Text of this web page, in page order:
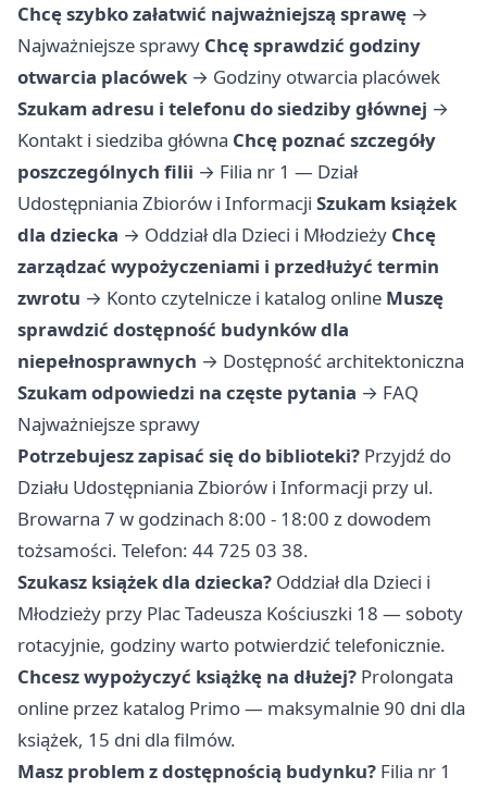
Chcę szybko załatwić najważniejszą sprawę →
Najważniejsze sprawy Chcę sprawdzić godziny
otwarcia placówek → Godziny otwarcia placówek
Szukam adresu i telefonu do siedziby głównej →
Kontakt i siedziba główna Chcę poznać szczegóły
poszczególnych filii → Filia nr 1 — Dział
Udostępniania Zbiorów i Informacji Szukam książek
dla dziecka → Oddział dla Dzieci i Młodzieży Chcę
zarządzać wypożyczeniami i przedłużyć termin
zwrotu → Konto czytelnicze i katalog online Muszę
sprawdzić dostępność budynków dla
niepełnosprawnych → Dostępność architektoniczna
Szukam odpowiedzi na częste pytania → FAQ
Najważniejsze sprawy
Potrzebujesz zapisać się do biblioteki? Przyjdź do
Działu Udostępniania Zbiorów i Informacji przy ul.
Browarna 7 w godzinach 8:00 - 18:00 z dowodem
tożsamości. Telefon: 44 725 03 38.
Szukasz książek dla dziecka? Oddział dla Dzieci i
Młodzieży przy Plac Tadeusza Kościuszki 18 — soboty
rotacyjnie, godziny warto potwierdzić telefonicznie.
Chcesz wypożyczyć książkę na dłużej? Prolongata
online przez katalog Primo — maksymalnie 90 dni dla
książek, 15 dni dla filmów.
Masz problem z dostępnością budynku? Filia nr 1